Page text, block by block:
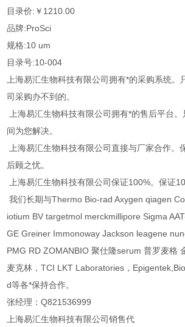
目录价:￥1210.00
品牌:ProSci
规格:10 um
目录号:10-004
上海易汇生物科技有限公司拥有*的采购系统
司采购办不到的。
上海易汇生物科技有限公司拥有*的售后平台
间为您解决。
上海易汇生物科技有限公司直接与厂家合作。
后顾之忧。
上海易汇生物科技有限公司保证100%。保证
我们长期与Thermo Bio-rad Axygen qiagen
iotium BV targetmol merckmillipore Sigma
GE Greiner Immonoway Jackson leagene
PMG RD ZOMANBIO 聚仕隆serum 普罗麦格
麦克林，TCI LKT Laboratories，
d等各*保持合作。
张经理：Q821536999
上海易汇生物科技有限公司销售代